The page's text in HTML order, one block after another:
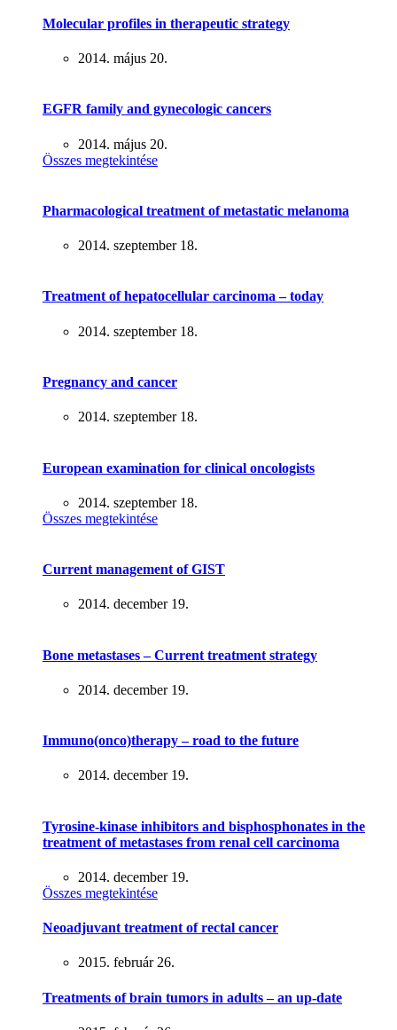
Molecular profiles in therapeutic strategy
2014. május 20.
EGFR family and gynecologic cancers
2014. május 20.
Összes megtekintése
Pharmacological treatment of metastatic melanoma
2014. szeptember 18.
Treatment of hepatocellular carcinoma – today
2014. szeptember 18.
Pregnancy and cancer
2014. szeptember 18.
European examination for clinical oncologists
2014. szeptember 18.
Összes megtekintése
Current management of GIST
2014. december 19.
Bone metastases – Current treatment strategy
2014. december 19.
Immuno(onco)therapy – road to the future
2014. december 19.
Tyrosine-kinase inhibitors and bisphosphonates in the
treatment of metastases from renal cell carcinoma
2014. december 19.
Összes megtekintése
Neoadjuvant treatment of rectal cancer
2015. február 26.
Treatments of brain tumors in adults – an up-date